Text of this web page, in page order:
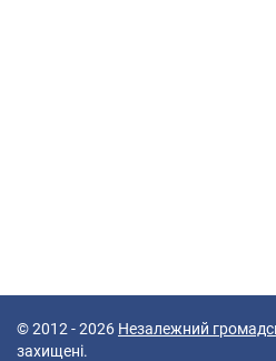
© 2012 - 2026 Незалежний
захищені.